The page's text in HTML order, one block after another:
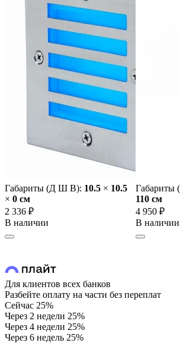
Габариты (Д Ш В): 10.5 × 10.5
× 0 cм
2 336 ₽
В наличии
110 cм
4 950 ₽
В наличии
Для клиентов всех банков
Разбейте оплату на части без переплат
Сейчас 25%
Через 2 недели 25%
Через 4 недели 25%
Через 6 недель 25%